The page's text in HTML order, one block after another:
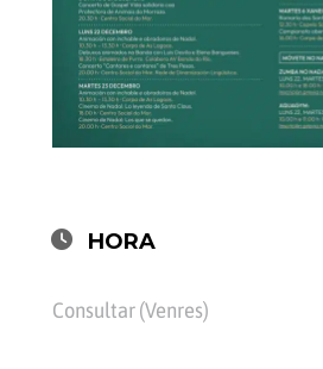
HORA
Consultar (Venres)